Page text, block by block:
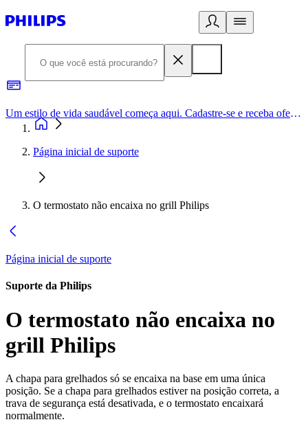
Um estilo de vida saudável começa aqui. Cadastre-se e receba ofertas exclusivas.
Página inicial de suporte
O termostato não encaixa no grill Philips
Página inicial de suporte
Suporte da Philips
O termostato não encaixa no
grill Philips
A chapa para grelhados só se encaixa na base em uma única
posição. Se a chapa para grelhados estiver na posição correta, a
trava de segurança está desativada, e o termostato encaixará
normalmente.